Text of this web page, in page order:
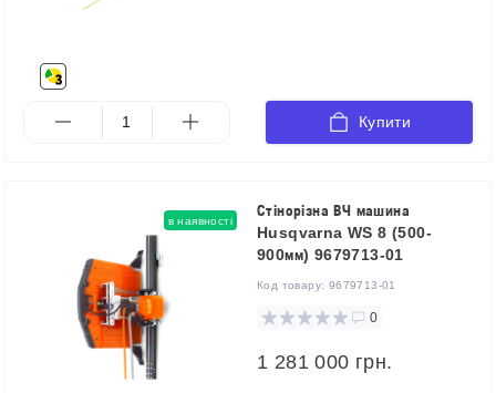
Купити
в наявності
Стінорізна ВЧ машина
Husqvarna WS 8 (500-
900мм) 9679713-01
Код товару: 9679713-01
0
1 281 000 грн.